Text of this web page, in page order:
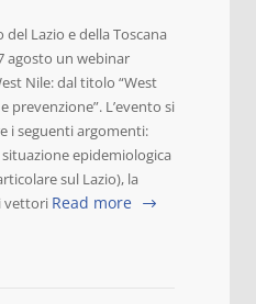
Lazio e della Toscana
agosto un webinar
Nile: dal titolo “West
prevenzione”. L’evento si
i seguenti argomenti:
epidemiologica
sul Lazio), la
vettori Read more